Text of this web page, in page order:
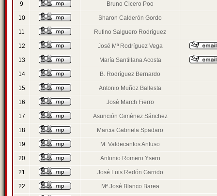
9 Bruno Cicero Poo
10 Sharon Calderón Gordo
11 Rufino Salguero Rodríguez
12 José Mª Rodríguez Vega
13 María Santillana Acosta
14 B. Rodríguez Bernardo
15 Antonio Muñoz Ballesta
16 José March Fierro
17 Asunción Giménez Sánchez
18 Marcia Gabriela Spadaro
19 M. Valdecantos Anfuso
20 Antonio Romero Ysern
21 José Luis Redón Garrido
22 Mª José Blanco Barea